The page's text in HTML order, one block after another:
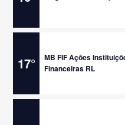
17°
MB FIF Ações
Financeiras RL